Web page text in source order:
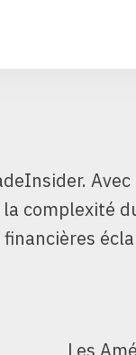
complexité
Les